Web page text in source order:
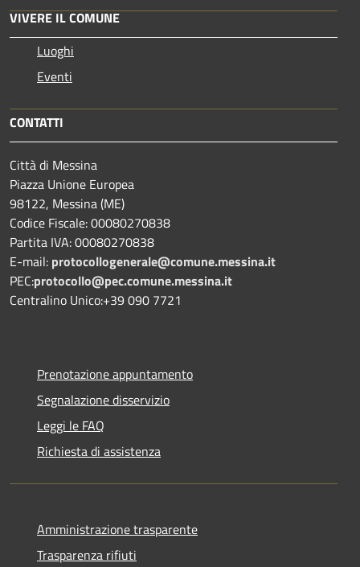
VIVERE IL COMUNE
Luoghi
Eventi
CONTATTI
Città di Messina
Piazza Unione Europea
98122, Messina (ME)
Codice Fiscale: 00080270838
Partita IVA: 00080270838
E-mail: protocollogenerale@comune.messina.it
PEC:protocollo@pec.comune.messina.it
Centralino Unico:+39 090 7721
Prenotazione appuntamento
Segnalazione disservizio
Leggi le FAQ
Richiesta di assistenza
Amministrazione trasparente
Trasparenza rifiuti